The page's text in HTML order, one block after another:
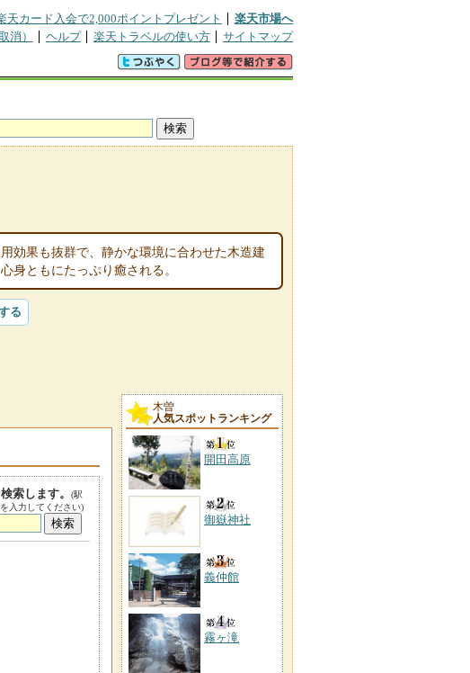
天カード入会で2,000ポイントプレゼント
楽天市場へ
消） ヘルプ 楽天トラベルの使い方 サイトマップ
効果も抜群で、静かな環境に合わせた木造建
身ともにたっぷり癒される。
る
索します。
(駅
入力してください)
木曽
人気スポットランキング
開田高原
御嶽神社
義仲館
霧ヶ滝